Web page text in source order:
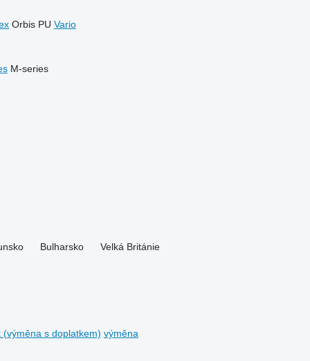
Orbis PU Vario
M-series
Bulharsko
Velká Británie
(výměna s doplatkem) výměna